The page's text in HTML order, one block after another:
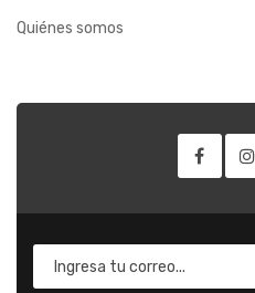
Quiénes somos